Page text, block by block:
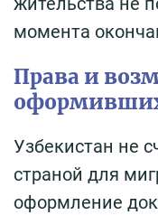
момента
Права и
Узбекистан не
страной для
оформление